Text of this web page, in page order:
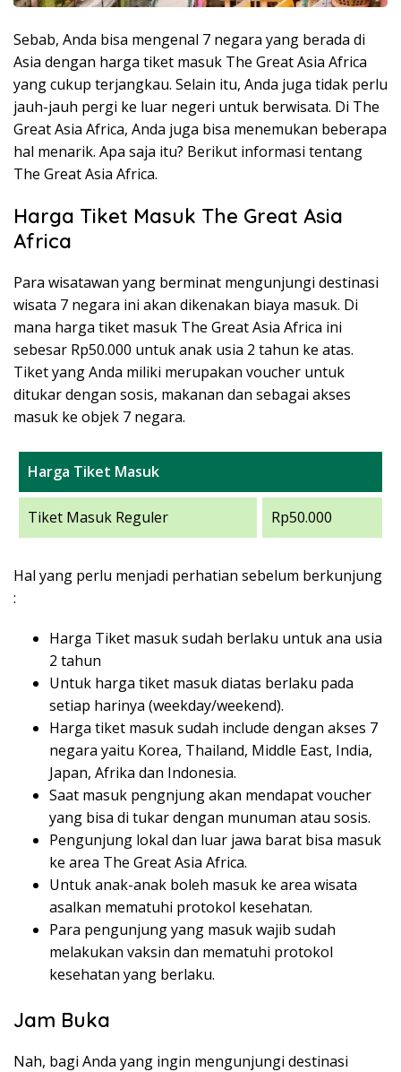
Sebab, Anda bisa mengenal 7 negara yang berada di
Asia dengan harga tiket masuk The Great Asia Africa
yang cukup terjangkau. Selain itu, Anda juga tidak perlu
jauh-jauh pergi ke luar negeri untuk berwisata. Di The
Great Asia Africa, Anda juga bisa menemukan beberapa
hal menarik. Apa saja itu? Berikut informasi tentang
The Great Asia Africa.
Harga Tiket Masuk The Great Asia
Africa
Para wisatawan yang berminat mengunjungi destinasi
wisata 7 negara ini akan dikenakan biaya masuk. Di
mana harga tiket masuk The Great Asia Africa ini
sebesar Rp50.000 untuk anak usia 2 tahun ke atas.
Tiket yang Anda miliki merupakan voucher untuk
ditukar dengan sosis, makanan dan sebagai akses
masuk ke objek 7 negara.
Harga Tiket Masuk
Tiket Masuk Reguler Rp50.000
Hal yang perlu menjadi perhatian sebelum berkunjung
:
Harga Tiket masuk sudah berlaku untuk ana usia
2 tahun
Untuk harga tiket masuk diatas berlaku pada
setiap harinya (weekday/weekend).
Harga tiket masuk sudah include dengan akses 7
negara yaitu Korea, Thailand, Middle East, India,
Japan, Afrika dan Indonesia.
Saat masuk pengnjung akan mendapat voucher
yang bisa di tukar dengan munuman atau sosis.
Pengunjung lokal dan luar jawa barat bisa masuk
ke area The Great Asia Africa.
Untuk anak-anak boleh masuk ke area wisata
asalkan mematuhi protokol kesehatan.
Para pengunjung yang masuk wajib sudah
melakukan vaksin dan mematuhi protokol
kesehatan yang berlaku.
Jam Buka
Nah, bagi Anda yang ingin mengunjungi destinasi